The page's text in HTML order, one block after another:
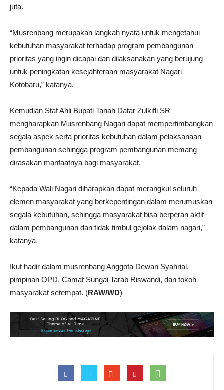
juta.
“Musrenbang merupakan langkah nyata untuk mengetahui
kebutuhan masyarakat terhadap program pembangunan
prioritas yang ingin dicapai dan dilaksanakan yang berujung
untuk peningkatan kesejahteraan masyarakat Nagari
Kotobaru,” katanya.
Kemudian Staf Ahli Bupati Tanah Datar Zulkifli SR
mengharapkan Musrenbang Nagari dapat mempertimbangkan
segala aspek serta prioritas kebutuhan dalam pelaksanaan
pembangunan sehingga program pembangunan memang
dirasakan manfaatnya bagi masyarakat.
“Kepada Wali Nagari diharapkan dapat merangkul seluruh
elemen masyarakat yang berkepentingan dalam merumuskan
segala kebutuhan, sehingga masyarakat bisa berperan aktif
dalam pembangunan dan tidak timbul gejolak dalam nagari,”
katanya.
Ikut hadir dalam musrenbang Anggota Dewan Syahrial,
pimpinan OPD, Camat Sungai Tarab Riswandi, dan tokoh
masyarakat setempat. (RAW/WD)